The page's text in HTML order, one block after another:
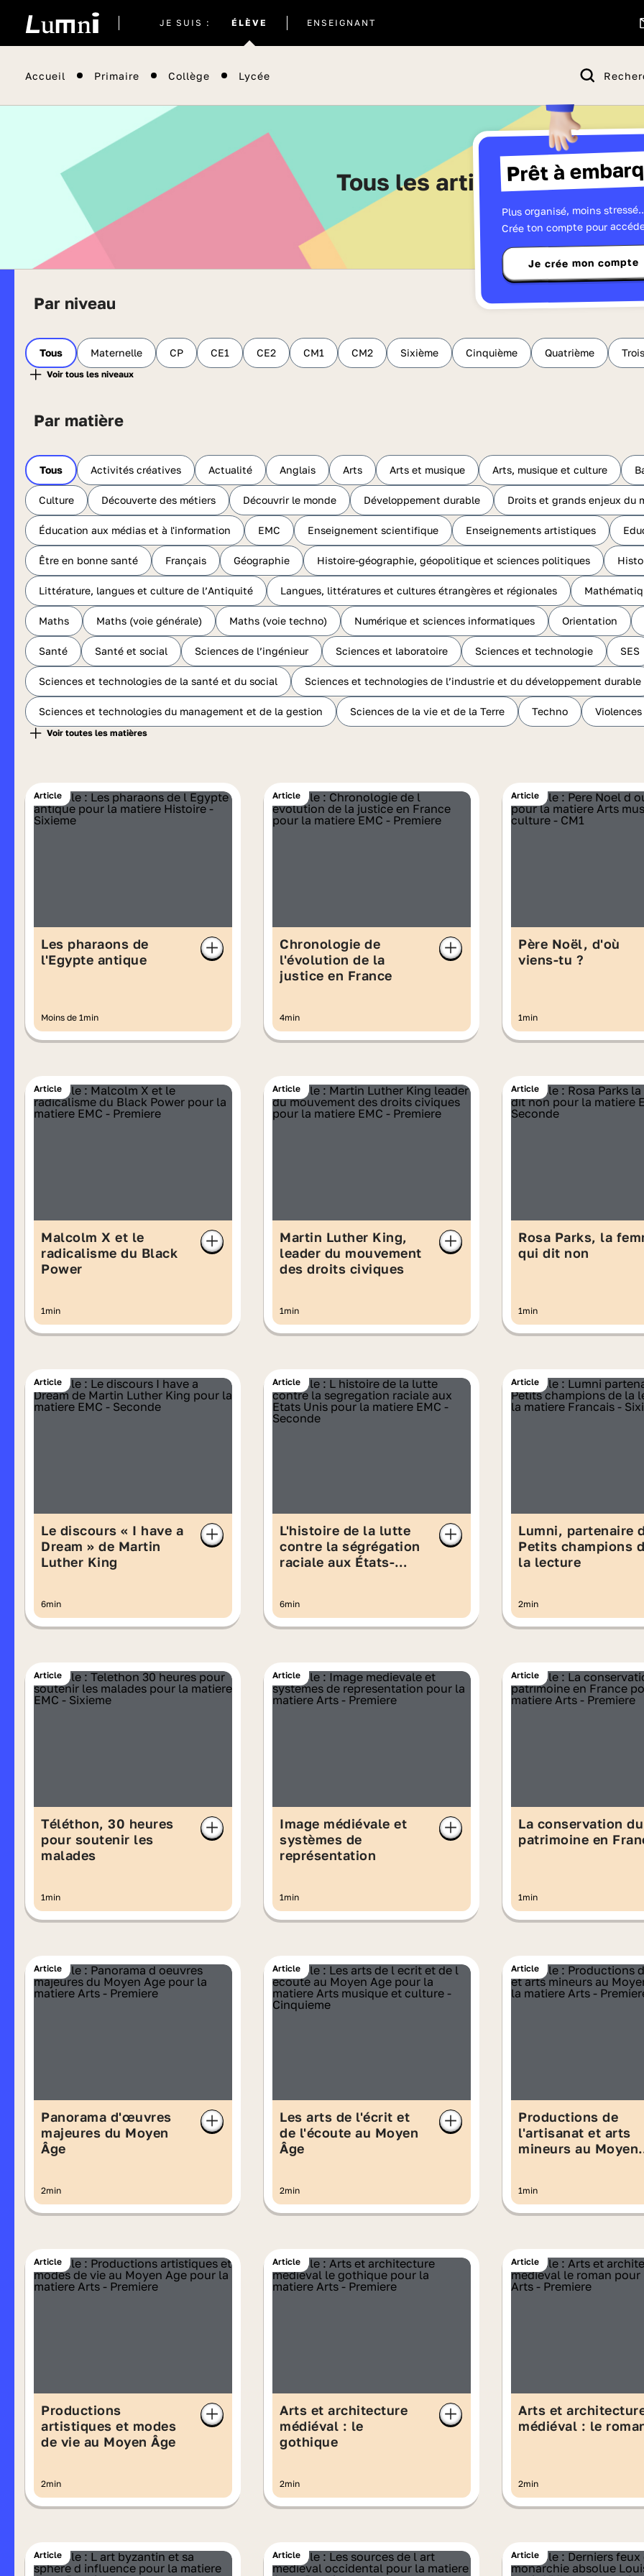
JE SUIS : ÉLÈVE
actuel
ENSEIGNANT
Accueil Primaire Collège Lycée
Prêt à
Plus organisé, moins
Crée ton compte pour
Je crée mon compte
Tous les articles - Page 31
Par niveau
Tous Maternelle CP CE1 CE2 CM1 CM2 Sixième Cinquième Quatrième
Par matière
Tous Activités créatives Actualité Anglais Arts Arts et musique Arts, musique et culture
Culture Découverte des métiers Découvrir le monde Développement durable Droits et grands enjeux du
Éducation aux médias et à l'information EMC Enseignement scientifique Enseignements artistiques
Être en bonne santé Français Géographie Histoire-géographie, géopolitique et sciences politiques
Littérature, langues et culture de l’Antiquité Langues, littératures et cultures étrangères et régionales
Maths Maths (voie générale) Maths (voie techno) Numérique et sciences informatiques Orientation
Santé Santé et social Sciences de l’ingénieur Sciences et laboratoire Sciences et technologie SES
Sciences et technologies de la santé et du social Sciences et technologies de l’industrie et du développement durable
Sciences et technologies du management et de la gestion Sciences de la vie et de la Terre Techno
Article
Les pharaons de
l'Egypte antique
Moins de 1min
Article
Chronologie de
l'évolution de la
justice en France
4min
Article
Père Noël, d'où
viens-tu ?
1min
Article
Malcolm X et le
radicalisme du Black
Power
1min
Article
Martin Luther King,
leader du mouvement
des droits civiques
1min
Article
Rosa Parks, la
qui dit non
1min
Article
Le discours « I have a
Dream » de Martin
Luther King
6min
Article
L'histoire de la lutte
contre la ségrégation
raciale aux États-
6min
Article
Lumni, partenaire
Petits champions
la lecture
2min
Article
Téléthon, 30 heures
pour soutenir les
malades
1min
Article
Image médiévale et
systèmes de
représentation
1min
Article
La conservation du
patrimoine en
1min
Article
Panorama d'œuvres
majeures du Moyen
Âge
2min
Article
Les arts de l'écrit et
de l'écoute au Moyen
Âge
2min
Article
Productions de
l'artisanat et arts
mineurs au Moyen
1min
Article
Productions
artistiques et modes
de vie au Moyen Âge
2min
Article
Arts et architecture
médiéval : le
gothique
2min
Article
Arts et
médiéval : le
2min
Article Article Article